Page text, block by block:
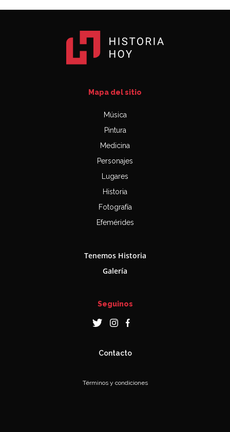
Mapa del sitio
Música
Pintura
Medicina
Personajes
Lugares
Historia
Fotografía
Efemérides
Tenemos Historia
Galería
Seguinos
Contacto
Términos y condiciones